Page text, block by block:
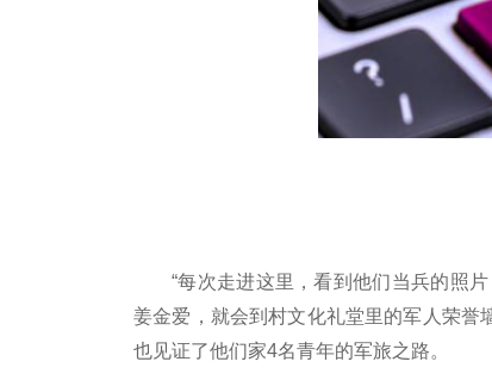
“每次走进这里，看到他们当兵的照
姜金爱，就会到村文化礼堂里的军人荣誉
也见证了他们家4名青年的军旅之路。